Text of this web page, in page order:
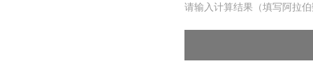
请输入计算结果（填写阿拉